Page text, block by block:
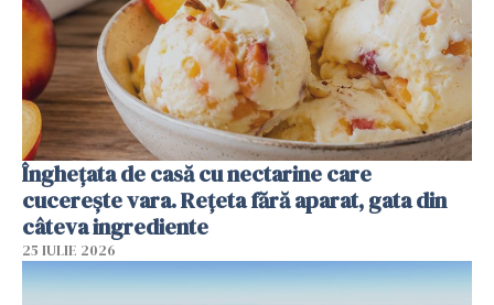
Înghețata de casă cu nectarine care
cucerește vara. Rețeta fără aparat, gata din
câteva ingrediente
25 IULIE 2026